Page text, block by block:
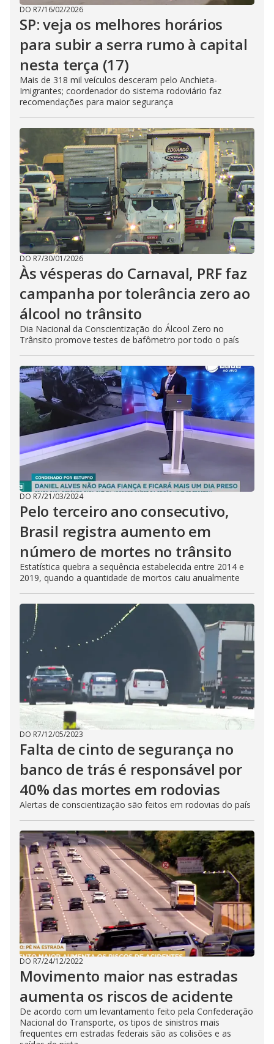
DO R7/16/02/2026
SP: veja os melhores horários
para subir a serra rumo à capital
nesta terça (17)
Mais de 318 mil veículos desceram pelo Anchieta-
Imigrantes; coordenador do sistema rodoviário faz
recomendações para maior segurança
DO R7/30/01/2026
Às vésperas do Carnaval, PRF faz
campanha por tolerância zero ao
álcool no trânsito
Dia Nacional da Conscientização do Álcool Zero no
Trânsito promove testes de bafômetro por todo o país
DO R7/21/03/2024
Pelo terceiro ano consecutivo,
Brasil registra aumento em
número de mortes no trânsito
Estatística quebra a sequência estabelecida entre 2014 e
2019, quando a quantidade de mortos caiu anualmente
DO R7/12/05/2023
Falta de cinto de segurança no
banco de trás é responsável por
40% das mortes em rodovias
Alertas de conscientização são feitos em rodovias do país
DO R7/24/12/2022
Movimento maior nas estradas
aumenta os riscos de acidente
De acordo com um levantamento feito pela Confederação
Nacional do Transporte, os tipos de sinistros mais
frequentes em estradas federais são as colisões e as